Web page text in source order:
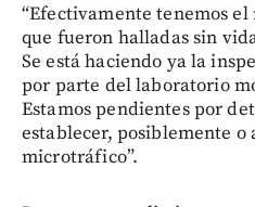
“Efectivamente tenemos
que fueron halladas sin
Se está haciendo ya la
por parte del laboratorio
Estamos pendientes por
establecer, posiblemente o
microtráfico”.